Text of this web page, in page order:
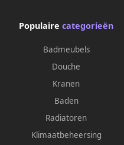
Populaire categorieën
Badmeubels
Douche
Kranen
Baden
Radiatoren
Klimaatbeheersing